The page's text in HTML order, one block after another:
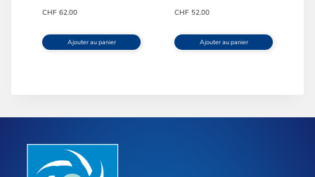
CHF 62.00
Ajouter au panier
CHF 52.00
Ajouter au panier